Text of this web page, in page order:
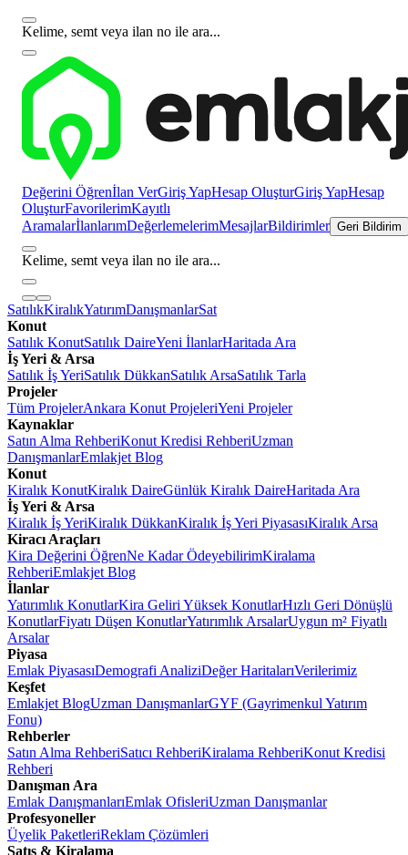
Kelime, semt veya ilan no ile ara...
Değerini Öğrenİlan VerGiriş YapHesap OluşturGiriş YapHesap
OluşturFavorilerimKayıtlı
AramalarİlanlarımDeğerlemelerimMesajlarBildirimler Geri Bildirim
Kelime, semt veya ilan no ile ara...
SatılıkKiralıkYatırımDanışmanlarSat
Konut
Satılık KonutSatılık DaireYeni İlanlarHaritada Ara
İş Yeri & Arsa
Satılık İş YeriSatılık DükkanSatılık ArsaSatılık Tarla
Projeler
Tüm ProjelerAnkara Konut ProjeleriYeni Projeler
Kaynaklar
Satın Alma RehberiKonut Kredisi RehberiUzman
DanışmanlarEmlakjet Blog
Konut
Kiralık KonutKiralık DaireGünlük Kiralık DaireHaritada Ara
İş Yeri & Arsa
Kiralık İş YeriKiralık DükkanKiralık İş Yeri PiyasasıKiralık Arsa
Kiracı Araçları
Kira Değerini ÖğrenNe Kadar ÖdeyebilirimKiralama
RehberiEmlakjet Blog
İlanlar
Yatırımlık KonutlarKira Geliri Yüksek KonutlarHızlı Geri Dönüşlü
KonutlarFiyatı Düşen KonutlarYatırımlık ArsalarUygun m² Fiyatlı
Arsalar
Piyasa
Emlak PiyasasıDemografi AnaliziDeğer HaritalarıVerilerimiz
Keşfet
Emlakjet BlogUzman DanışmanlarGYF (Gayrimenkul Yatırım
Fonu)
Rehberler
Satın Alma RehberiSatıcı RehberiKiralama RehberiKonut Kredisi
Rehberi
Danışman Ara
Emlak DanışmanlarıEmlak OfisleriUzman Danışmanlar
Profesyoneller
Üyelik PaketleriReklam Çözümleri
Satış & Kiralama